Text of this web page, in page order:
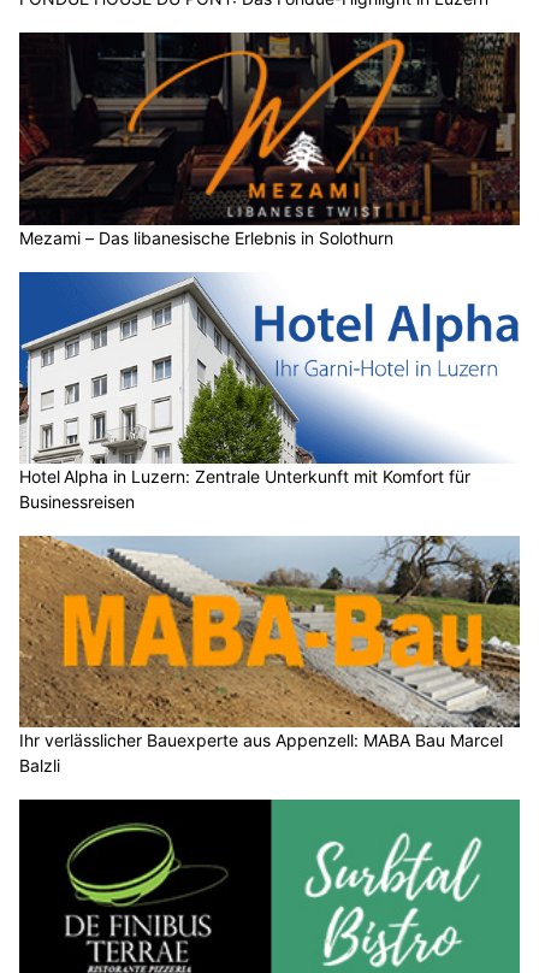
Mezami – Das libanesische Erlebnis in Solothurn
Hotel Alpha in Luzern: Zentrale Unterkunft mit Komfort für
Businessreisen
Ihr verlässlicher Bauexperte aus Appenzell: MABA Bau Marcel
Balzli